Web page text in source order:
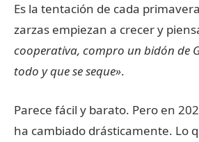
Es la tentación de cada
zarzas empiezan a crecer y
cooperativa, compro un bidón de
todo y que se seque».
Parece fácil y barato. Pero en
ha cambiado drásticamente. Lo